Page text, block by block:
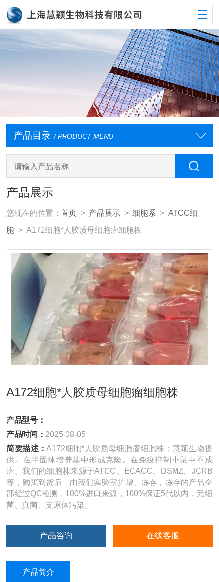
产品目录 / PRODUCT MENU
产品展示
您现在的位置：首页 > 产品展示 >细胞系 >ATCC细
胞 > A172细胞*人胶质母细胞瘤细胞株
A172细胞*人胶质母细胞瘤细胞株
产品型号：
产品时间： 2025-08-05
简要描述：A172细胞*人胶质母细胞瘤细胞株；慧颖生物提
供。在半固体培养基中形成克隆。在免疫抑制小鼠中不成
瘤。我们的细胞株来源于ATCC、ECACC、DSMZ、JCRB
等，购买到货后，由我们实验室扩增、冻存，冻存的产品全
部经过QC检测，100%进口来源，100%保证5代以内，无细
菌、真菌、支原体污染。
产品咨询 在线客服
产品简介